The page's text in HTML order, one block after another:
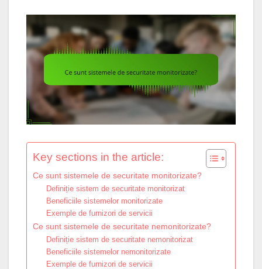
Key sections in the article:
Ce sunt sistemele de securitate monitorizate?
Definiție sistem de securitate monitorizat
Beneficiile sistemelor monitorizate
Exemple de furnizori de servicii
Ce sunt sistemele de securitate nemonitorizate?
Definiție sistem de securitate nemonitorizat
Beneficiile sistemelor nemonitorizate
Exemple de furnizori de servicii